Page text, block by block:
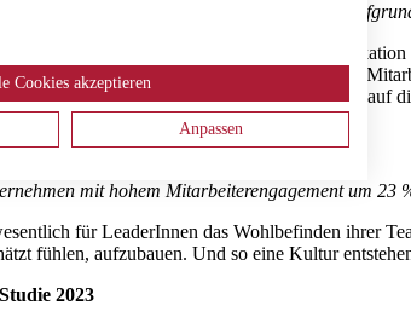
der Transformationen erfolgreich sind – oft
mit einer klaren und transparenten
zu steuern? Ein wesentlicher Schritt ist es die
und mit einer Vision zu begeistern, die Lust auf
und Wohlbefinden fördern
mit hohem Mitarbeiterengagement um 23
für LeaderInnen das Wohlbefinden ihrer
fühlen, aufzubauen. Und so eine Kultur
2023
Cookies akzeptieren
Anpassen